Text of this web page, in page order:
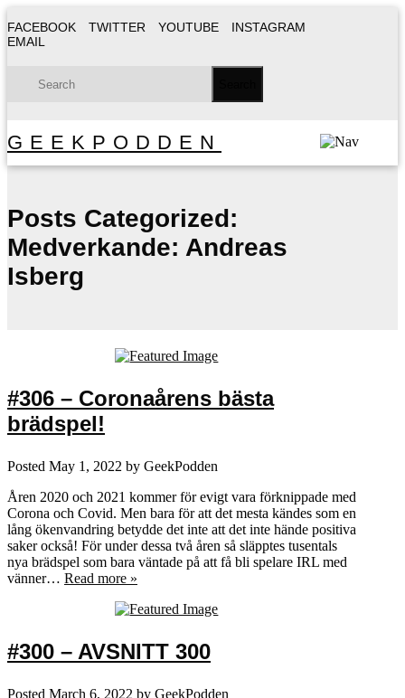
FACEBOOK TWITTER YOUTUBE
INSTAGRAM
EMAIL
GEEKPODDEN
Posts Categorized:
Medverkande: Andreas
Isberg
#306 – Coronaårens bästa
brädspel!
Posted May 1, 2022 by GeekPodden
Åren 2020 och 2021 kommer för evigt vara förknippade med
Corona och Covid. Men bara för att det mesta kändes som en
lång ökenvandring betydde det inte att det inte hände positiva
saker också! För under dessa två åren så släpptes tusentals
nya brädspel som bara väntade på att få bli spelare IRL med
vänner… Read more »
#300 – AVSNITT 300
Posted March 6, 2022 by GeekPodden